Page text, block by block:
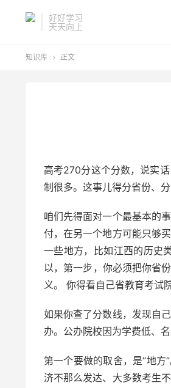
好好学习
天天向上
知识库  正文
高考270分这个分数，说实
制很多。这事儿得分省份、
咱们先得面对一个最基本的
付，在另一个地方可能只够
一些地方，比如江西的历史
以，第一步，你必须把你省
义。 你得看自己省教育考试
如果你查了分数线，发现自
办。公办院校因为学费低、
第一个要做的取舍，是“地
济不那么发达、大多数考生